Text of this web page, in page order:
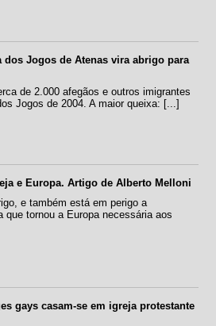
Jogos de Atenas vira abrigo para
de 2.000 afegãos e outros imigrantes
Jogos de 2004. A maior queixa: [...]
e Europa. Artigo de Alberto Melloni
e também está em perigo a
que tornou a Europa necessária aos
gays casam-se em igreja protestante